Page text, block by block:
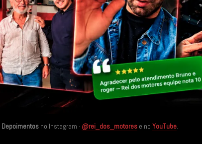
Depoimentos no Instagram · @rei_dos_motores e no YouTube.